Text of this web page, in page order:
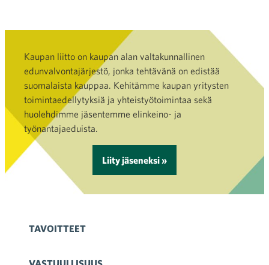
Kaupan liitto on kaupan alan valtakunnallinen
edunvalvontajärjestö, jonka tehtävänä on edistää
suomalaista kauppaa. Kehitämme kaupan yritysten
toimintaedellytyksiä ja yhteistyötoimintaa sekä
huolehdimme jäsentemme elinkeino- ja
työnantajaeduista.
Liity jäseneksi »
TAVOITTEET